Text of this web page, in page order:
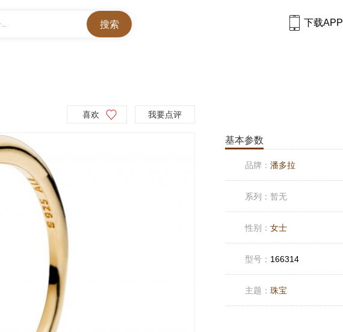
下载APP
喜欢 我要点评
基本参数
品牌： 潘多拉
系列： 暂无
性别： 女士
型号： 166314
主题： 珠宝